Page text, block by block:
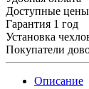
Доступные цены
Гарантия 1 год
Установка
Покупатели
Описание